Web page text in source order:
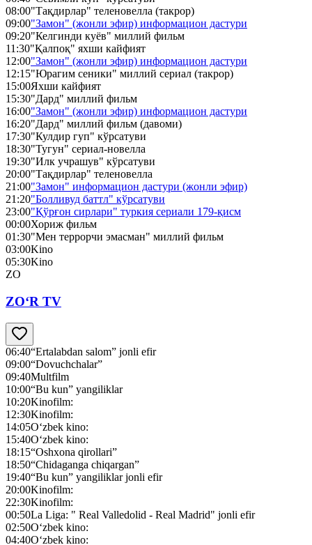
08:00"Тақдирлар" теленовелла (такрор)
09:00"Замон" (жонли эфир) информацион дастури
09:20"Келгинди куёв" миллий фильм
11:30"Қалпоқ" яхши кайфият
12:00"Замон" (жонли эфир) информацион дастури
12:15"Юрагим сеники" миллий сериал (такрор)
15:00Яхши кайфият
15:30"Дард" миллий фильм
16:00"Замон" (жонли эфир) информацион дастури
16:20"Дард" миллий фильм (давоми)
17:30"Кулдир гуп" кўрсатуви
18:30"Тугун" сериал-новелла
19:30"Илк учрашув" кўрсатуви
20:00"Тақдирлар" теленовелла
21:00"Замон" информацион дастури (жонли эфир)
21:20"Болливуд баттл" кўрсатуви
23:00"Қўрғон сирлари" туркия сериали 179-қисм
00:00Хориж фильм
01:30"Мен террорчи эмасман" миллий фильм
03:00Kino
05:30Kino
ZO
ZO‘R TV
06:40“Ertalabdan salom” jonli efir
09:00“Dovuchchalar”
09:40Multfilm
10:00“Bu kun” yangiliklar
10:20Kinofilm:
12:30Kinofilm:
14:05O‘zbek kino:
15:40O‘zbek kino:
18:15“Oshxona qirollari”
18:50“Chidaganga chiqargan”
19:40“Bu kun” yangiliklar jonli efir
20:00Kinofilm:
22:30Kinofilm:
00:50La Liga: " Real Valledolid - Real Madrid" jonli efir
02:50O‘zbek kino:
04:40O‘zbek kino: